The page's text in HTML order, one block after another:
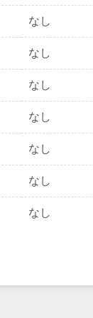
なし
なし
なし
なし
なし
なし
なし